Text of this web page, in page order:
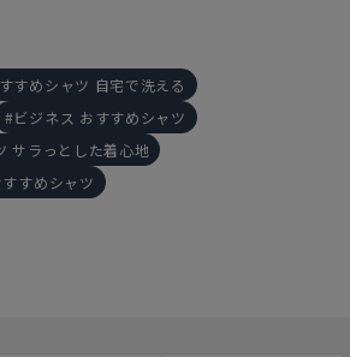
すめシャツ 自宅で洗える
ビジネス おすすめシャツ
サラっとした着心地
すめシャツ